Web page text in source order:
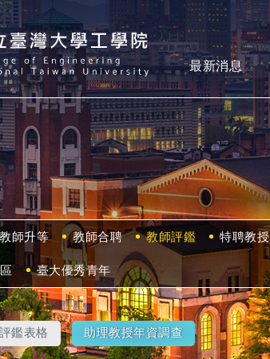
最新消息
教師升等 教師合聘 教師評鑑 特聘教授
臺大優秀青年
評鑑表格 助理教授年資調查